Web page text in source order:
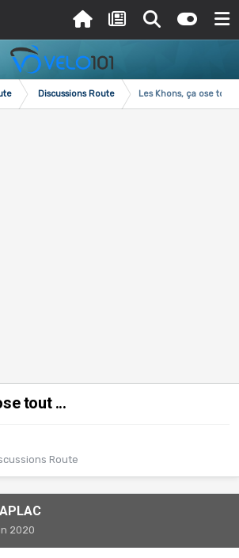
Discussions Route Les Khons, ça ose tout
tout ...
Route
2020